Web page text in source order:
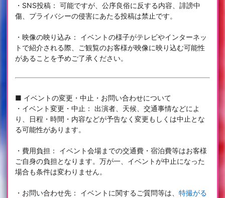
・SNS投稿： 可能ですが、公序良俗に反する内容、誹謗中
傷、プライバシーの侵害にあたる投稿は禁止です。
・映像の映り込み： イベントの様子がテレビやインターネッ
トで紹介される際、ご観覧のお客様が映像に映り込む可能性
があることを予めご了承ください。
■ イベントの変更・中止・お問い合わせについて
・イベント変更・中止： 出演者、天候、交通事情などによ
り、日程・時間・内容などが予告なく変更もしくは中止とな
る可能性があります。
・費用負担： イベント会場までの交通費・宿泊費等はお客様
ご自身の負担となります。万が一、イベントが中止になった
場合も条件は変わりません。
・お問い合わせ先： イベントに関するご質問等は、特撮がる